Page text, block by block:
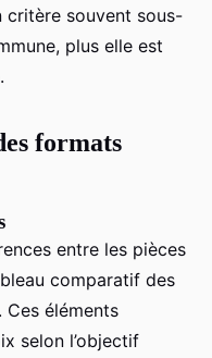
critère souvent sous-
plus elle est
formats
entre les pièces
comparatif des
éléments
selon l’objectif